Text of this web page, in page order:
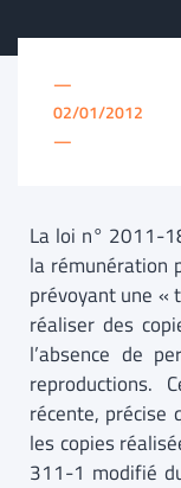
—
02/01/2012
—
La loi n° 2011-
la rémunération
prévoyant une «
réaliser des
l’absence de
reproductions.
récente, précise
les copies
311-1 modifié